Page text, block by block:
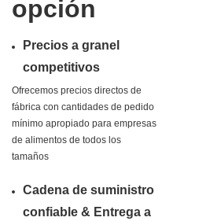
opción
Precios a granel
competitivos
Ofrecemos precios directos de
fábrica con cantidades de pedido
mínimo apropiado para empresas
de alimentos de todos los
tamaños
Cadena de suministro
confiable & Entrega a